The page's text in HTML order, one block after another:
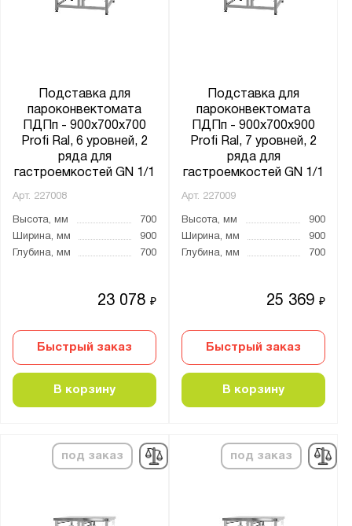
Подставка для
пароконвектомата
ПДПп - 900x700x700
Profi Ral, 6 уровней, 2
ряда для
гастроемкостей GN 1/1
Арт. 227008
Высота, мм
700
Ширина, мм
900
Глубина, мм
700
23 078₽
Быстрый заказ
В корзину
Подставка для
пароконвектомата
ПДПп - 900x700x900
Profi Ral, 7 уровней, 2
ряда для
гастроемкостей GN 1/1
Арт. 227009
Высота, мм
900
Ширина, мм
900
Глубина, мм
700
25 369₽
Быстрый заказ
В корзину
под заказ под заказ